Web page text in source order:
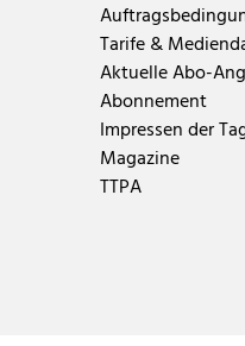
Tarife &
Aktuelle Abo-
Abonnement
Impressen der
Magazine
TTPA